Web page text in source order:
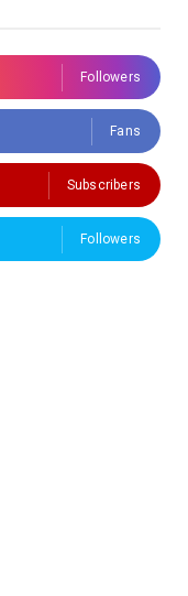
Followers
Fans
Subscribers
Followers